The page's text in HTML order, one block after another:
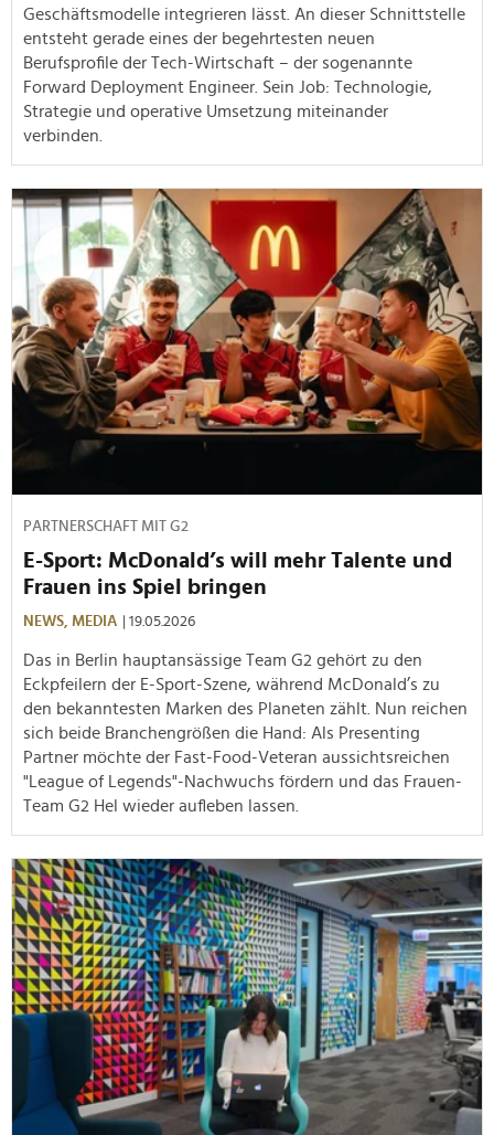
Geschäftsmodelle integrieren lässt. An dieser Schnittstelle
entsteht gerade eines der begehrtesten neuen
Berufsprofile der Tech-Wirtschaft – der sogenannte
Forward Deployment Engineer. Sein Job: Technologie,
Strategie und operative Umsetzung miteinander
verbinden.
PARTNERSCHAFT MIT G2
E-Sport: McDonald’s will mehr Talente und
Frauen ins Spiel bringen
NEWS, MEDIA | 19.05.2026
Das in Berlin hauptansässige Team G2 gehört zu den
Eckpfeilern der E-Sport-Szene, während McDonald’s zu
den bekanntesten Marken des Planeten zählt. Nun reichen
sich beide Branchengrößen die Hand: Als Presenting
Partner möchte der Fast-Food-Veteran aussichtsreichen
"League of Legends"-Nachwuchs fördern und das Frauen-
Team G2 Hel wieder aufleben lassen.